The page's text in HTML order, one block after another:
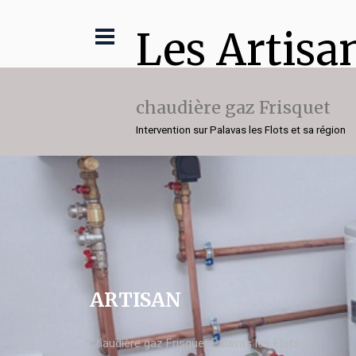
Les
chaudière gaz Frisquet
Intervention sur Palavas les Flots et sa région
ARTISAN
chaudière gaz Frisquet Palavas les Flots